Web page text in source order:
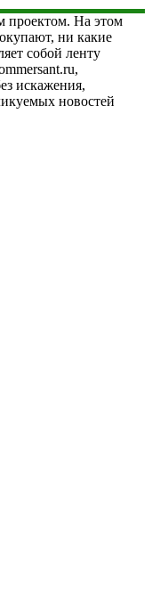
проектом. На этом
ни какие
собой ленту
искажения,
новостей